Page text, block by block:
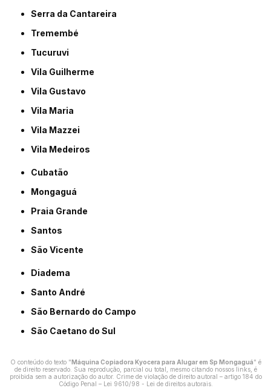
Serra da Cantareira
Tremembé
Tucuruvi
Vila Guilherme
Vila Gustavo
Vila Maria
Vila Mazzei
Vila Medeiros
Cubatão
Mongaguá
Praia Grande
Santos
São Vicente
Diadema
Santo André
São Bernardo do Campo
São Caetano do Sul
O conteúdo do texto "Máquina Copiadora Kyocera para Alugar em Sp Mongaguá" é
de direito reservado. Sua reprodução, parcial ou total, mesmo citando nossos links, é
proibida sem a autorização do autor. Crime de violação de direito autoral – artigo 184 do
Código Penal – Lei 9610/98 - Lei de direitos autorais.